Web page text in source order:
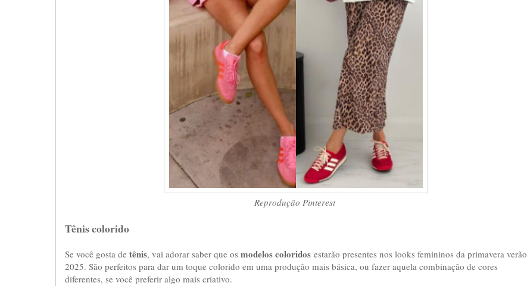
Reprodução Pinterest
Tênis colorido
Se você gosta de tênis, vai adorar saber que os modelos coloridos estarão presentes nos looks femininos da primavera verão
2025. São perfeitos para dar um toque colorido em uma produção mais básica, ou fazer aquela combinação de cores
diferentes, se você preferir algo mais criativo.